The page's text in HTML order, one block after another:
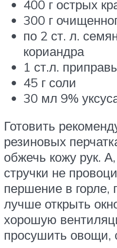
400 г острых
300 г
по 2 ст. л.
кориандра
1 ст.л.
45 г соли
30 мл 9%
Готовить
резиновых
обжечь кожу рук.
стручки не
першение в горле,
лучше открыть
хорошую
просушить овощи,